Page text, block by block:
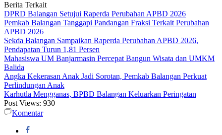
Berita Terkait
DPRD Balangan Setujui Raperda Perubahan APBD 2026
Pemkab Balangan Tanggapi Pandangan Fraksi Terkait Perubahan
APBD 2026
Sekda Balangan Sampaikan Raperda Perubahan APBD 2026,
Pendapatan Turun 1,81 Persen
Mahasiswa UM Banjarmasin Percepat Bangun Wisata dan UMKM
Balida
Angka Kekerasan Anak Jadi Sorotan, Pemkab Balangan Perkuat
Perlindungan Anak
Karhutla Mengganas, BPBD Balangan Keluarkan Peringatan
Post Views: 930
Komentar